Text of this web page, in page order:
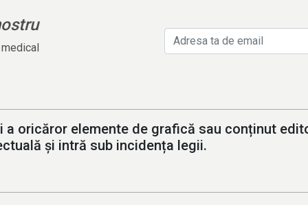
oricăror elemente de grafică sau conținut
și intră sub incidența legii.